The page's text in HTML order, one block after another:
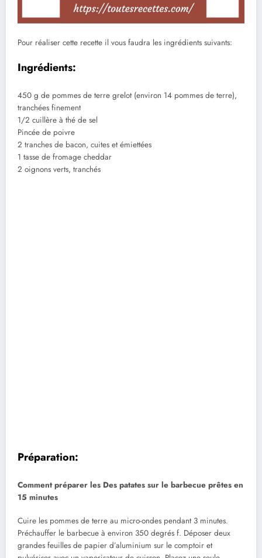
Pour réaliser cette recette il vous faudra les ingrédients suivants:
Ingrédients:
450 g de pommes de terre grelot (environ 14 pommes de terre),
tranchées finement
1/2 cuillère à thé de sel
Pincée de poivre
2 tranches de bacon, cuites et émiettées
1 tasse de fromage cheddar
2 oignons verts, tranchés
Préparation:
Comment préparer les Des patates sur le barbecue prêtes en
15 minutes
Cuire les pommes de terre au micro-ondes pendant 3 minutes.
Préchauffer le barbecue à environ 350 degrés f. Déposer deux
grandes feuilles de papier d’aluminium sur le comptoir et